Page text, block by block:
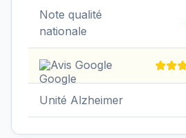
Note qualité
nationale
Avis Google
Unité Alzheimer